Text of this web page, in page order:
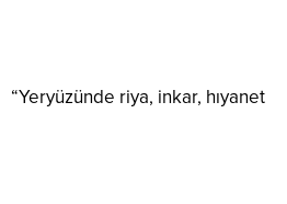
“Yeryüzünde riya, inkar, hıyanet